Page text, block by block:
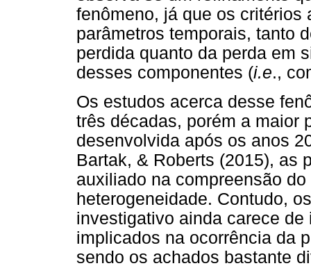
fenômeno, já que os
parâmetros temporais, tanto
perdida quanto da perda em
desses componentes (i.e.,
Os estudos acerca desse
três décadas, porém a maior
desenvolvida após os anos
Bartak, & Roberts (2015), as
auxiliado na compreensão
heterogeneidade. Contudo,
investigativo ainda carece
implicados na ocorrência da
sendo os achados bastante